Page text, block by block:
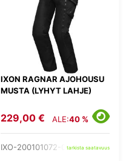
IXON RAGNAR AJOHOUSU
MUSTA (LYHYT LAHJE)
229,00 € ALE:40 %
IXO-200101072-01-tarkista saatavuus